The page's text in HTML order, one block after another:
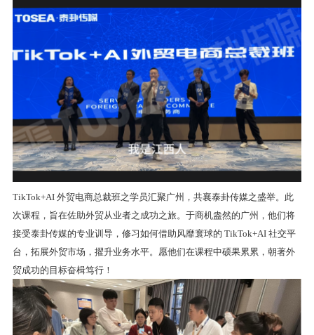
TikTok+AI 外贸电商总裁班之学员汇聚广州，共襄泰卦传媒之盛举。此
次课程，旨在佐助外贸从业者之成功之旅。于商机盎然的广州，他们将
接受泰卦传媒的专业训导，修习如何借助风靡寰球的 TikTok+AI 社交平
台，拓展外贸市场，擢升业务水平。愿他们在课程中硕果累累，朝著外
贸成功的目标奋楫笃行！